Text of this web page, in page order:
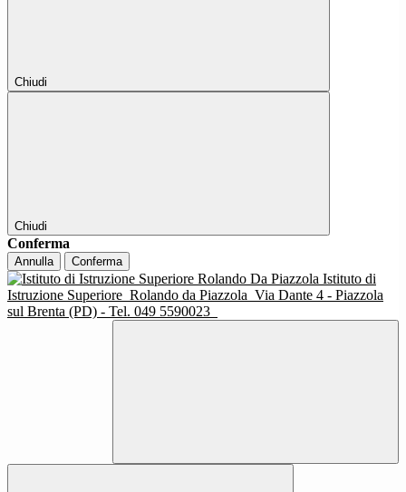
Chiudi
Chiudi
Conferma
Annulla Conferma
Istituto di
Istruzione Superiore Rolando da Piazzola Via Dante 4 - Piazzola
sul Brenta (PD) - Tel. 049 5590023